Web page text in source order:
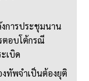
การประชุมนาน
ตอบโต้กรณี
เบิด
ทัพจำเป็นต้องยุติ